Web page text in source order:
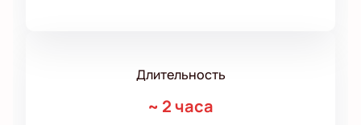
Длительность
~ 2 часа